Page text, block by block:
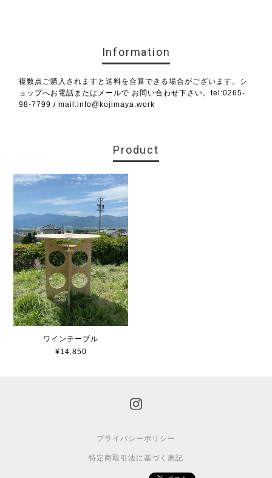
Information
複数点ご購入されますと送料を合算できる場合がございます。シ
ョップへお電話またはメールで お問い合わせ下さい。tel:0265-
98-7799 / mail:info@kojimaya.work
Product
ワインテーブル
¥14,850
プライバシーポリシー
特定商取引法に基づく表記